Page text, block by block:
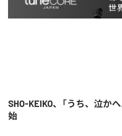
SHO-KEIKO、「うち、泣か
始